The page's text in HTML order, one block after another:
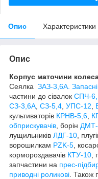
Опис Характеристики
Опис
Корпус маточини
Сеялка ЗАЗ-3,6А.
частини до сівалок СПЧ-
СЗ-3,6А СЗ-5,4 УПС-12
культиваторів КРНВ-5,6
обприскувачів , борін
лущильників ЛДГ-10 ,
ворошилкам PZK-5 ,
кормороздавачів КТУ-10
запчастини на прес-
приводні роликові .